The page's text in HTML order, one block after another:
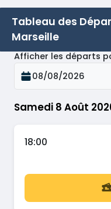
Tableau des
Marseille
Samedi 8 Août
Afficher les départs
08/08/2026
18:00